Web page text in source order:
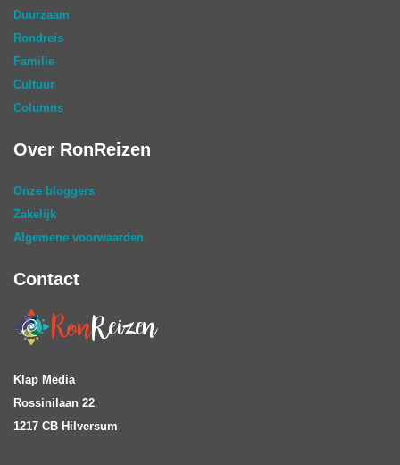
Duurzaam
Rondreis
Familie
Cultuur
Columns
Over RonReizen
Onze bloggers
Zakelijk
Algemene voorwaarden
Contact
Klap Media
Rossinilaan 22
1217 CB Hilversum